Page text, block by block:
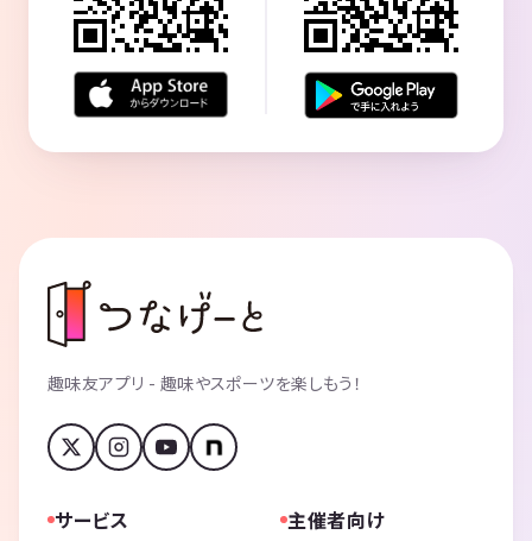
趣味友アプリ - 趣味やスポーツを楽しもう！
サービス 主催者向け